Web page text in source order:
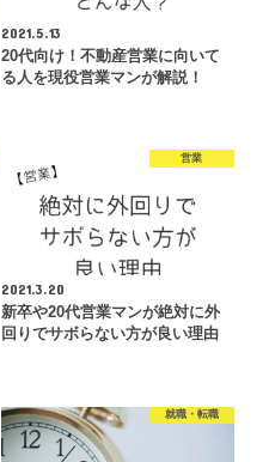
2021.5.13
20代向け！不動産営業に向いて
る人を現役営業マンが解説！
営業
2021.3.20
新卒や20代営業マンが絶対に外
回りでサボらない方が良い理由
就職・転職